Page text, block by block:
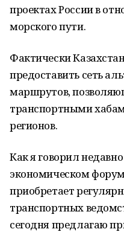
проектах России в
морского пути.
Фактически
предоставить сеть
маршрутов,
транспортными
регионов.
Как я говорил
экономическом
приобретает
транспортных
сегодня предлагаю